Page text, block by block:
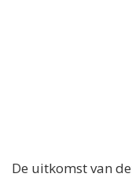
De uitkomst van